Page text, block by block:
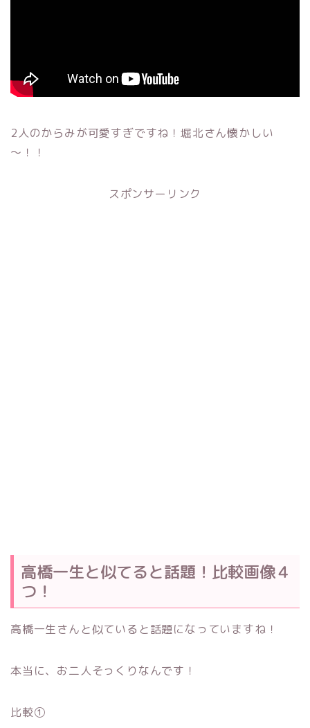
2人のからみが可愛すぎですね！堀北さん懐かしい
～！！
スポンサーリンク
高橋一生と似てると話題！比較画像４
つ！
高橋一生さんと似ていると話題になっていますね！
本当に、お二人そっくりなんです！
比較①